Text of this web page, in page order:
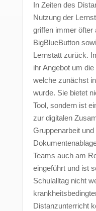
In Zeiten des
Nutzung der
griffen immer öfter
BigBlueButton
Lernstatt zurück.
ihr Angebot um
welche zunächst
wurde. Sie bietet
Tool, sondern ist
zur digitalen
Gruppenarbeit
Teams auch am
eingeführt und ist
Schulalltag nicht
Distanzunterricht